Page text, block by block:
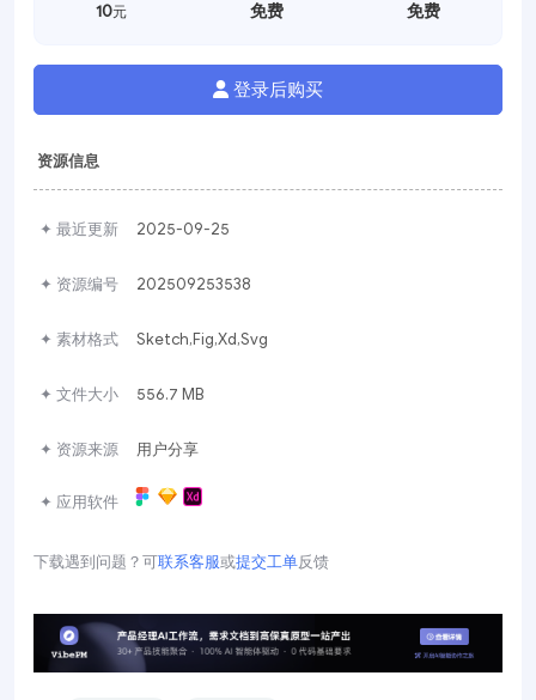
10元 免费 免费
登录后购买
资源信息
✦ 最近更新 2025-09-25
✦ 资源编号 202509253538
✦ 素材格式 Sketch,Fig,Xd,Svg
✦ 文件大小 556.7 MB
✦ 资源来源 用户分享
✦ 应用软件
下载遇到问题？可联系客服或提交工单反馈